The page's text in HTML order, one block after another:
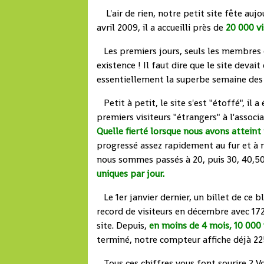
L'air de rien, notre petit site fête
avril 2009, il a accueilli près de 20 000
Les premiers jours, seuls les
existence ! Il faut dire que le site
essentiellement la superbe semaine
Petit à petit, le site s'est "étoffé", il a
premiers visiteurs "étrangers" à
Quelle fierté lorsque nous avons
progressé assez rapidement au fur et à
nous sommes passés à 20, puis 30,
uniques par jour.
Le 1er janvier dernier, un billet de ce
record de visiteurs en décembre avec
site. Depuis,en moins de 4 mois, 10
terminé, notre compteur affiche déjà